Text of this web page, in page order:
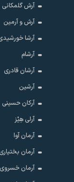
آرش گلمکانی
آرش و آرمین
آرشا
آرشام
آرشان قادری
آرشین
آرکان حسینی
آرلی هِیْز
آرمان آوا
آرمان
آرمان خسروی